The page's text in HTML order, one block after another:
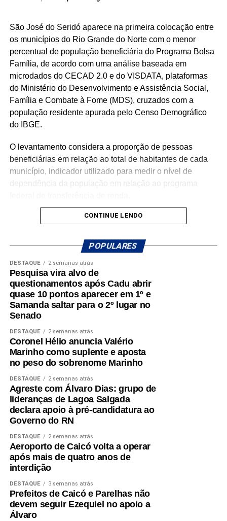
São José do Seridó aparece na primeira colocação entre
os municípios do Rio Grande do Norte com o menor
percentual de população beneficiária do Programa Bolsa
Família, de acordo com uma análise baseada em
microdados do CECAD 2.0 e do VISDATA, plataformas
do Ministério do Desenvolvimento e Assistência Social,
Família e Combate à Fome (MDS), cruzados com a
população residente apurada pelo Censo Demográfico
do IBGE.
O levantamento considera a proporção de pessoas
beneficiárias em relação ao total de habitantes de cada
município, indicador utilizado para medir o nível de
dependência da população em relação ao programa
Com população de 4.558 habitantes, São José do Seridó
Família, o equivalente a 13,6% da população, o menor
percentual entre os municípios potiguares analisados.
Na sequência aparecem Ouro Branco (16,7%), Cruzeta
(18,5%), Parnamirim (20,1%), Jardim do Seridó (20,7%),
Acari (21,8%), Natal (22,3%), Carnaúba dos Dantas
(23,2%), Mossoró (25,7%) e Caicó (30,2%).
Segundo a análise, o desempenho de São José do
Seridó está associado à diversificação da economia local
e à geração de empregos formais. O município possui
bonelaria, segmentos que absorvem parcela significativa
da mão de obra, contribuindo para o aumento da renda
das famílias e reduzindo a necessidade de acesso ao
benefício.
Especialistas que analisaram os dados também atribuem
esse resultado ao trabalho desenvolvido pela política
municipal de assistência social. Na avaliação deles, a
atuação da gestão da Secretaria Municipal de Trabalho,
Habitação e Assistência Social, comandada pela
secretária Suzete Pereira, tem contribuído para fortalecer
ações de inclusão social, qualificação e
CONTINUE LENDO
POPULARES
DESTAQUE 2 semanas atrás
Pesquisa vira alvo de
questionamentos após Cadu abrir
quase 10 pontos aparecer em 1º e
Samanda saltar para o 2º lugar no
Senado
DESTAQUE 2 semanas atrás
Coronel Hélio anuncia Valério
Marinho como suplente e aposta
no peso do sobrenome Marinho
DESTAQUE 2 semanas atrás
Agreste com Álvaro Dias: grupo de
lideranças de Lagoa Salgada
declara apoio à pré-candidatura ao
Governo do RN
DESTAQUE 2 semanas atrás
Aeroporto de Caicó volta a operar
após mais de quatro anos de
interdição
DESTAQUE 3 semanas atrás
Prefeitos de Caicó e Parelhas não
devem seguir Ezequiel no apoio a
Álvaro